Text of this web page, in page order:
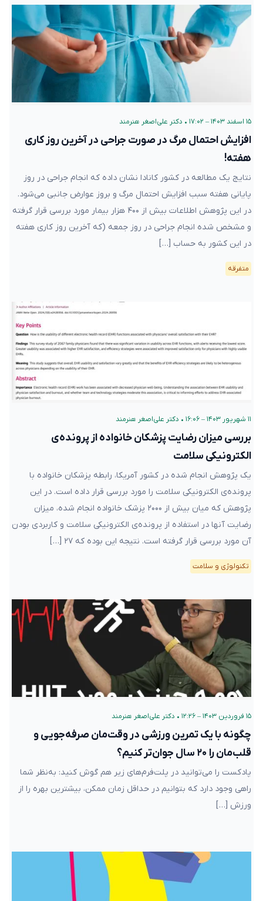
۱۵ اسفند ۱۴۰۳ – ۱۷:۰۲ • دکتر علی‌اصغر هنرمند
افزایش احتمال مرگ در صورت جراحی در آخرین روز کاری
هفته!
نتایج یک مطالعه در کشور کانادا نشان داده که انجام جراحی در روز
پایانی هفته سبب افزایش احتمال مرگ و بروز عوارض جانبی می‌شود.
در این پژوهش اطلاعات بیش از ۴۰۰ هزار بیمار مورد بررسی قرار گرفته
و مشخص شده انجام جراحی در روز جمعه (که آخرین روز کاری هفته
در این کشور به حساب […]
متفرقه
۱۱ شهریور ۱۴۰۳ – ۱۶:۰۶ • دکتر علی‌اصغر هنرمند
بررسی میزان رضایت پزشکان خانواده از پرونده‌ی
الکترونیکی سلامت
یک پژوهش انجام شده در کشور آمریکا، رابطه پزشکان خانواده با
پرونده‌ی الکترونیکی سلامت را مورد بررسی قرار داده است. در این
پژوهش که میان بیش از ۲۰۰۰ پزشک خانواده انجام شده، میزان
رضایت آنها در استفاده از پرونده‌ی الکترونیکی سلامت و کاربردی بودن
آن مورد بررسی قرار گرفته است. نتیجه این بوده که ۲۷ […]
تکنولوژی و سلامت
۱۵ فروردین ۱۴۰۳ – ۱۲:۲۶ • دکتر علی‌اصغر هنرمند
چگونه با یک تمرین ورزشی در وقت‌مان صرفه‌جویی و
قلب‌مان را ۲۰ سال جوان‌تر کنیم؟
پادکست را می‌توانید در پلت‌فرم‌های زیر هم گوش کنید: به‌نظر شما
راهی وجود دارد که بتوانیم در حداقل زمان ممکن، بیشترین بهره را از
ورزش […]